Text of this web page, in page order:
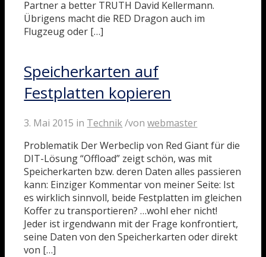
Partner a better TRUTH David Kellermann.
Übrigens macht die RED Dragon auch im
Flugzeug oder […]
Speicherkarten auf
Festplatten kopieren
3. Mai 2015 in Technik /vonwebmaster
Problematik Der Werbeclip von Red Giant für die
DIT-Lösung “Offload” zeigt schön, was mit
Speicherkarten bzw. deren Daten alles passieren
kann: Einziger Kommentar von meiner Seite: Ist
es wirklich sinnvoll, beide Festplatten im gleichen
Koffer zu transportieren? …wohl eher nicht!
Jeder ist irgendwann mit der Frage konfrontiert,
seine Daten von den Speicherkarten oder direkt
von […]